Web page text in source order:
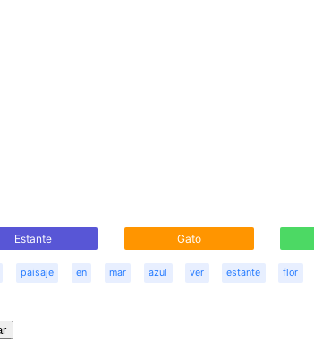
Estante Gato
paisaje en mar azul ver estante flor